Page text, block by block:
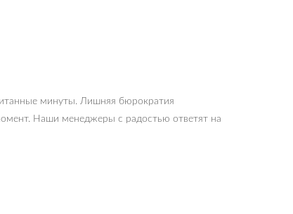
минуты. Лишняя бюрократия
Наши менеджеры с радостью ответят на